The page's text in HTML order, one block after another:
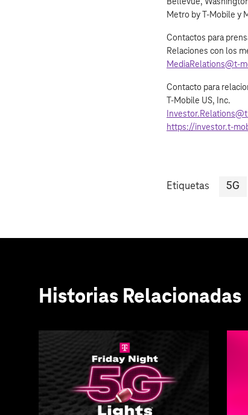
Metro by T‑Mobile y
Contactos para
Relaciones con los
Contacto para
T‑Mobile US, Inc.
https://
Etiquetas 5G
Historias Relacionadas